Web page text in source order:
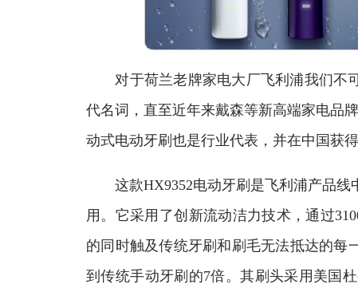
对于荷兰老牌家电大厂飞利浦我们不
代名词，直至近年来戴森等新高端家电品
动式电动牙刷也是行业代表，并在中国获
这款HX9352电动牙刷是飞利浦产品线
用。它采用了创新流动洁力技术，通过
的同时触及传统牙刷和刷毛无法抵达的每
到传统手动牙刷的7倍。其刷头采用美国